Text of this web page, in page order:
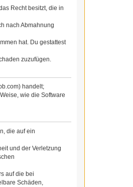
Recht besitzt, die in
nach Abmahnung
hat. Du gestattest
zuzufügen.
handelt;
wie die Software
die auf ein
und der Verletzung
auf die bei
Schäden,